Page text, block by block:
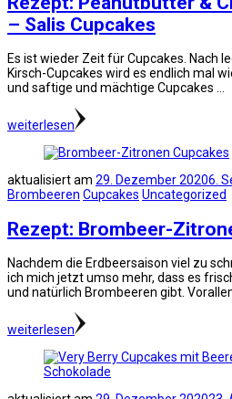
– Salis Cupcakes
Es ist wieder Zeit für Cupcakes. Nach
Kirsch-Cupcakes wird es endlich mal
und saftige und mächtige Cupcakes …
weiterlesen
aktualisiert am 29. Dezember 20206.
Brombeeren Cupcakes Uncategorized
Rezept: Brombeer-
Nachdem die Erdbeersaison viel zu
ich mich jetzt umso mehr, dass es
und natürlich Brombeeren gibt.
weiterlesen